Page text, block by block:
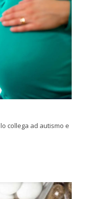
collega ad autismo e